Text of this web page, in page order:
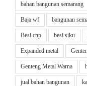
bahan bangunan semarang
Baja wf bangunan
Besi cnp besi siku
Expanded metal
Genteng Metal Warna
jual bahan bangunan